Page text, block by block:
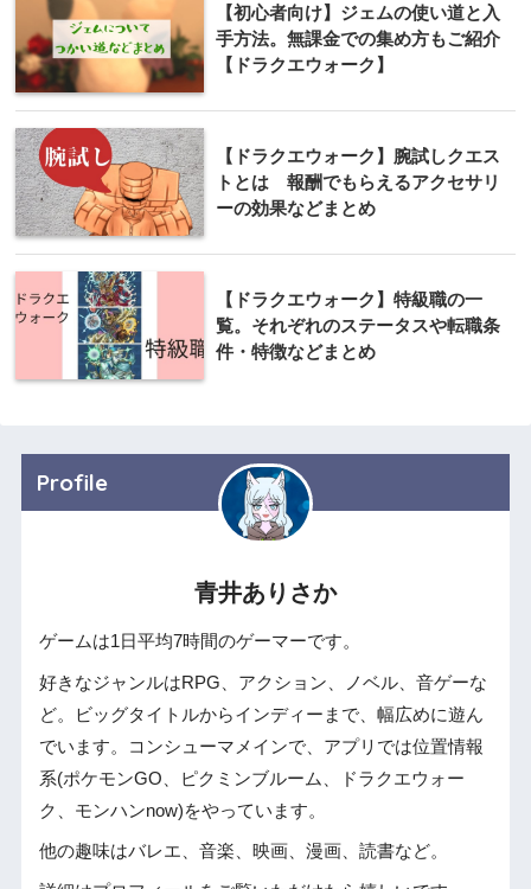
【初心者向け】ジェムの使い道と入
手方法。無課金での集め方もご紹介
【ドラクエウォーク】
【ドラクエウォーク】腕試しクエス
トとは 報酬でもらえるアクセサリ
ーの効果などまとめ
【ドラクエウォーク】特級職の一
覧。それぞれのステータスや転職条
件・特徴などまとめ
Profile
青井ありさか
ゲームは1日平均7時間のゲーマーです。
好きなジャンルはRPG、アクション、ノベル、音ゲーな
ど。ビッグタイトルからインディーまで、幅広めに遊ん
でいます。コンシューマメインで、アプリでは位置情報
系(ポケモンGO、ピクミンブルーム、ドラクエウォー
ク、モンハンnow)をやっています。
他の趣味はバレエ、音楽、映画、漫画、読書など。